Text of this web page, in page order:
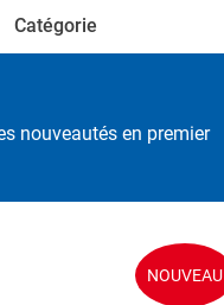
Catégorie
nouveautés en premier
NOUVEAU